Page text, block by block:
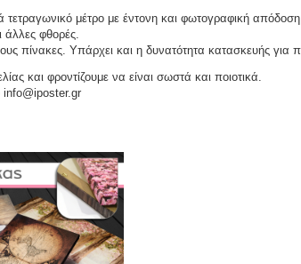
μέτρο με έντονη και φωτογραφική
άλλες φθορές.
πίνακες. Υπάρχει και η δυνατότητα κατασκευής για
και φροντίζουμε να είναι σωστά και ποιοτικά.
info@iposter.gr